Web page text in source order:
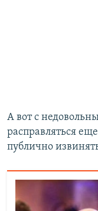
А вот с
расправляться
публично